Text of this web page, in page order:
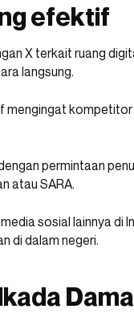
efektif
X terkait ruang
langsung.
mengingat kompetitor
permintaan
atau SARA.
sosial lainnya di
di dalam negeri.